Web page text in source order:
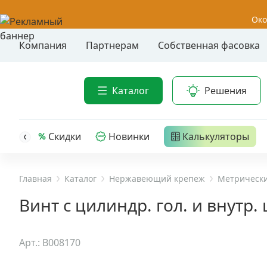
Компания Партнерам Собственная фасовка
Каталог Решения
Распродажа
Уценка
головкой
трех-
Скидки Новинки Калькуляторы
Главная Каталог Нержавеющий крепеж
Винт с цилиндр. гол. и
Арт.: B008170